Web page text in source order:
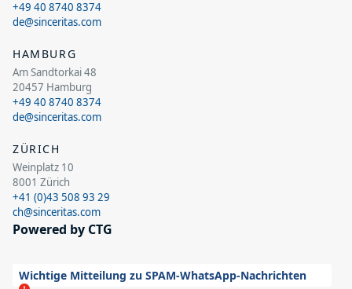
+49 40 8740 8374
de@sinceritas.com
HAMBURG
Am Sandtorkai 48
20457 Hamburg
+49 40 8740 8374
de@sinceritas.com
ZÜRICH
Weinplatz 10
8001 Zürich
+41 (0)43 508 93 29
ch@sinceritas.com
Powered by CTG
Wichtige Mitteilung zu SPAM-WhatsApp-Nachrichten